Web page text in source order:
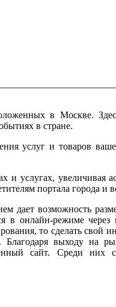
в Москве.
в стране.
услуг и товаров
и услугах, увеличивая
портала города и
дает возможность
в онлайн-режиме
то сделать свой
выходу на
сайт. Среди них